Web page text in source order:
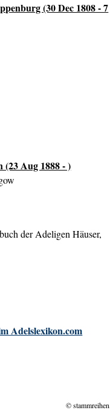
(30 Dec 1808 - 7
(23 Aug 1888 - )
der Adeligen Häuser,
Adelslexikon.com
©